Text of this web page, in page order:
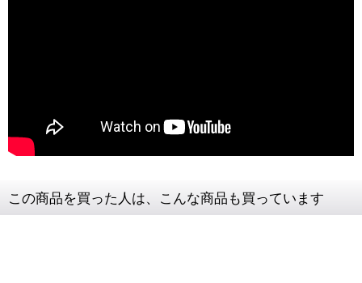
この商品を買った人は、こんな商品も買っています